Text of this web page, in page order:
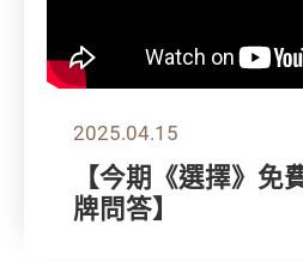
2025.04.15
【今期《選擇》免
牌問答】